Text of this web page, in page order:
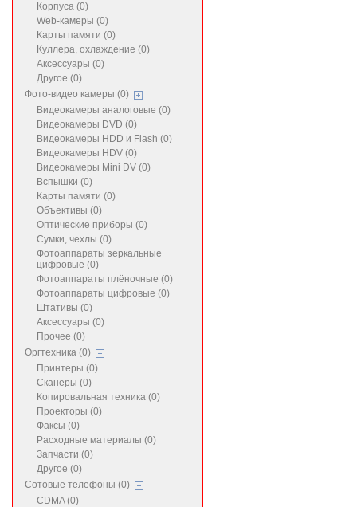
Корпуса (0)
Web-камеры (0)
Карты памяти (0)
Куллера, охлаждение (0)
Аксессуары (0)
Другое (0)
Фото-видео камеры (0)
Видеокамеры аналоговые (0)
Видеокамеры DVD (0)
Видеокамеры HDD и Flash (0)
Видеокамеры HDV (0)
Видеокамеры Mini DV (0)
Вспышки (0)
Карты памяти (0)
Объективы (0)
Оптические приборы (0)
Сумки, чехлы (0)
Фотоаппараты зеркальные
цифровые (0)
Фотоаппараты плёночные (0)
Фотоаппараты цифровые (0)
Штативы (0)
Аксессуары (0)
Прочее (0)
Оргтехника (0)
Принтеры (0)
Сканеры (0)
Копировальная техника (0)
Проекторы (0)
Факсы (0)
Расходные материалы (0)
Запчасти (0)
Другое (0)
Сотовые телефоны (0)
CDMA (0)